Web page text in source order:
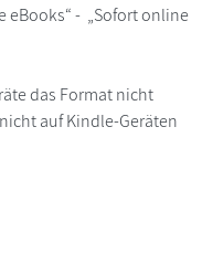
eBooks“ - „Sofort online
das Format nicht
auf Kindle-Geräten